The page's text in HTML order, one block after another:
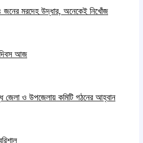
জনের মরদেহ উদ্ধার, অনেকেই নিখোঁজ
দিবস আজ
জেলা ও উপজেলায় কমিটি গঠনের আহ্বান